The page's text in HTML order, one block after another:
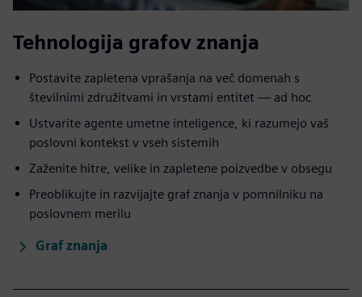
Tehnologija grafov znanja
Postavite zapletena vprašanja na več domenah s
številnimi združitvami in vrstami entitet — ad hoc
Ustvarite agente umetne inteligence, ki razumejo vaš
poslovni kontekst v vseh sistemih
Zaženite hitre, velike in zapletene poizvedbe v obsegu
Preoblikujte in razvijajte graf znanja v pomnilniku na
poslovnem merilu
Graf znanja